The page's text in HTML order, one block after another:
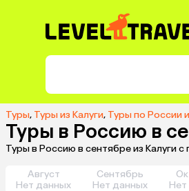
Туры, Туры из Калуги, Туры по России
Туры в Россию в
Туры в Россию в сентябре из Калуги
Август
Нет данных
Сентябрь
Нет данных
Нет